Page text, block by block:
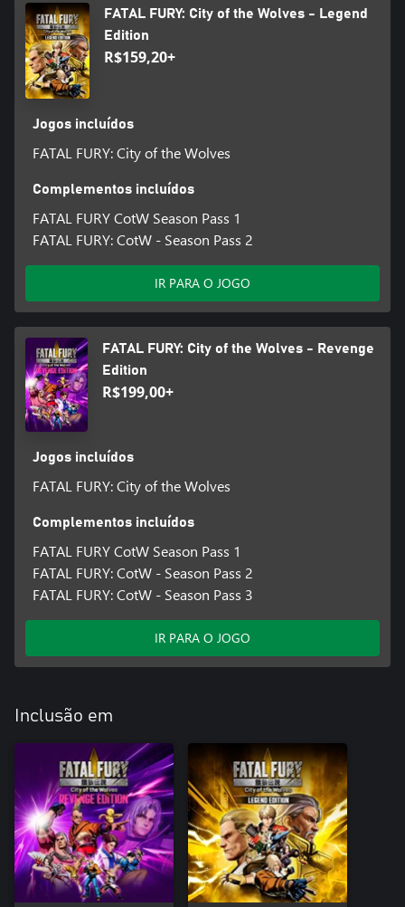
FATAL FURY: City of the Wolves - Legend
Edition
R$159,20+
Jogos incluídos
FATAL FURY: City of the Wolves
Complementos incluídos
FATAL FURY CotW Season Pass 1
FATAL FURY: CotW - Season Pass 2
IR PARA O JOGO
FATAL FURY: City of the Wolves - Revenge
Edition
R$199,00+
Jogos incluídos
FATAL FURY: City of the Wolves
Complementos incluídos
FATAL FURY CotW Season Pass 1
FATAL FURY: CotW - Season Pass 2
FATAL FURY: CotW - Season Pass 3
IR PARA O JOGO
Inclusão em